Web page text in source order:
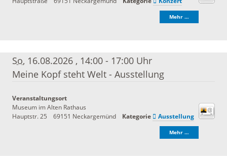
Mehr …
So, 16.08.2026 , 14:00 - 17:00 Uhr
Meine Kopf steht Welt - Ausstellung
Veranstaltungsort
Museum im Alten Rathaus
Hauptstr. 25
69151 Neckargemünd Kategorie Ausstellung
Mehr …